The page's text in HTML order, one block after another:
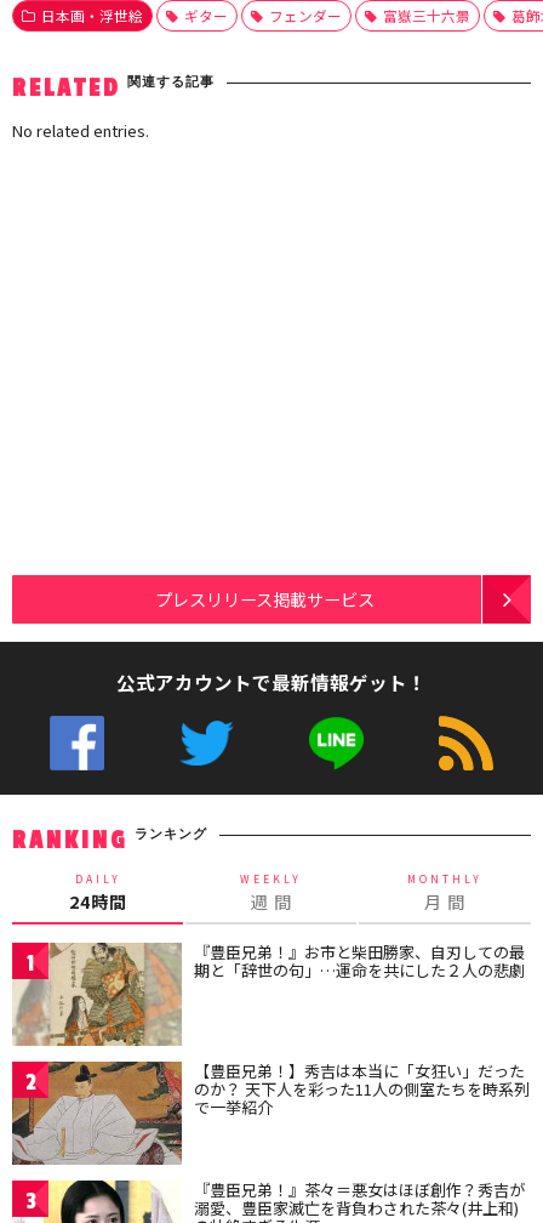
日本画・浮世絵 ギター フェンダー 富嶽三十六景 葛
RELATED 関連する記事
No related entries.
プレスリリース掲載サービス
公式アカウントで最新情報ゲット！
RANKING ランキング
DAILY
24時間
WEEKLY
週 間
MONTHLY
月 間
1 『豊臣兄弟！』お市と柴田勝家、自刃しての最
期と「辞世の句」…運命を共にした２人の悲劇
2 【豊臣兄弟！】秀吉は本当に「女狂い」だった
のか？ 天下人を彩った11人の側室たちを時系列
で一挙紹介
3 『豊臣兄弟！』茶々＝悪女はほぼ創作？秀吉が
溺愛、豊臣家滅亡を背負わされた茶々(井上和)